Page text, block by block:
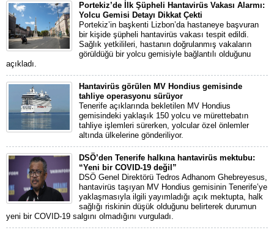
Portekiz’de İlk Şüpheli Hantavirüs Vakası Alarmı:
Yolcu Gemisi Detayı Dikkat Çekti
Portekiz’in başkenti Lizbon’da hastaneye başvuran
bir kişide şüpheli hantavirüs vakası tespit edildi.
Sağlık yetkilileri, hastanın doğrulanmış vakaların
görüldüğü bir yolcu gemisiyle bağlantılı olduğunu
açıkladı.
Hantavirüs görülen MV Hondius gemisinde
tahliye operasyonu sürüyor
Tenerife açıklarında bekletilen MV Hondius
gemisindeki yaklaşık 150 yolcu ve mürettebatın
tahliye işlemleri sürerken, yolcular özel önlemler
altında ülkelerine gönderiliyor.
DSÖ’den Tenerife halkına hantavirüs mektubu:
“Yeni bir COVID-19 değil”
DSÖ Genel Direktörü Tedros Adhanom Ghebreyesus,
hantavirüs taşıyan MV Hondius gemisinin Tenerife’ye
yaklaşmasıyla ilgili yayımladığı açık mektupta, halk
sağlığı riskinin düşük olduğunu belirterek durumun
yeni bir COVID-19 salgını olmadığını vurguladı.